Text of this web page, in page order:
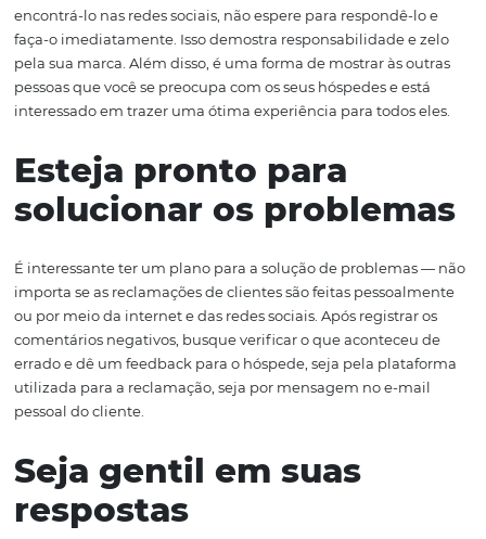
Responda
às reclamações dos
Assim que for comunicado sobre um comentário
encontrá-lo nas redes sociais, não espere para
faça-o imediatamente. Isso demostra responsabilidade
pela sua marca. Além disso, é uma forma de mostrar às
pessoas que você se preocupa com os seus hóspedes e
interessado em trazer uma ótima experiência para
Esteja pronto para
solucionar os
É interessante ter um plano para a solução de